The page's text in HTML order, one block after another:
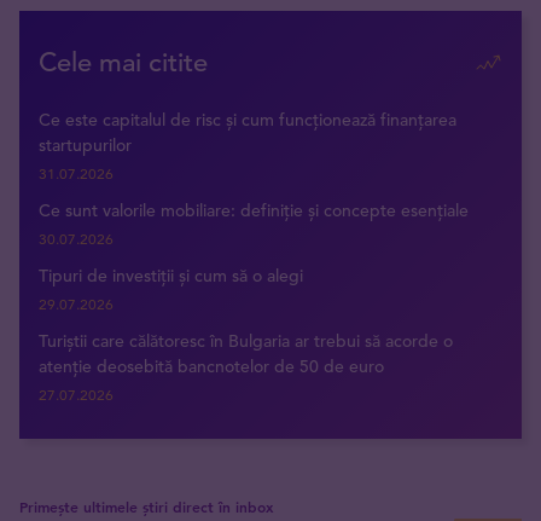
Cele mai citite
Ce este capitalul de risc și cum funcționează finanțarea
startupurilor
31.07.2026
Ce sunt valorile mobiliare: definiție și concepte esențiale
30.07.2026
Tipuri de investiții și cum să o alegi
29.07.2026
Turiștii care călătoresc în Bulgaria ar trebui să acorde o
atenție deosebită bancnotelor de 50 de euro
27.07.2026
Primește ultimele știri direct în inbox